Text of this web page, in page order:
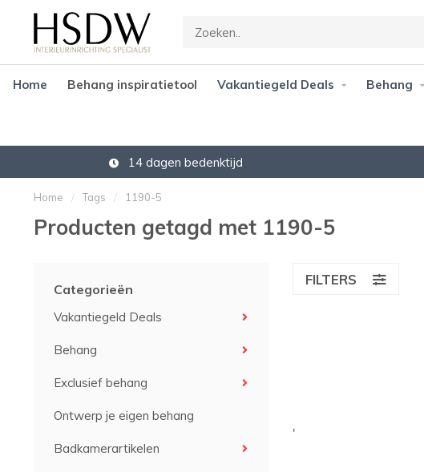
Home Behang inspiratietool Vakantiegeld Deals Behang
14 dagen bedenktijd
Home / Tags / 1190-5
Producten getagd met 1190-5
Categorieën
Vakantiegeld Deals
Behang
Exclusief behang
Ontwerp je eigen behang
Badkamerartikelen
FILTERS
'